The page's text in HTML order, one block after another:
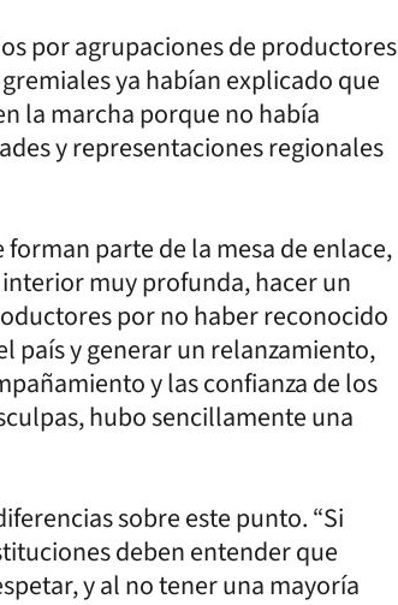
por agrupaciones de productores
ya habían explicado que
la marcha porque no había
y representaciones regionales
parte de la mesa de enlace,
muy profunda, hacer un
por no haber reconocido
país y generar un relanzamiento,
y las confianza de los
hubo sencillamente una
sobre este punto. “Si
deben entender que
y al no tener una mayoría